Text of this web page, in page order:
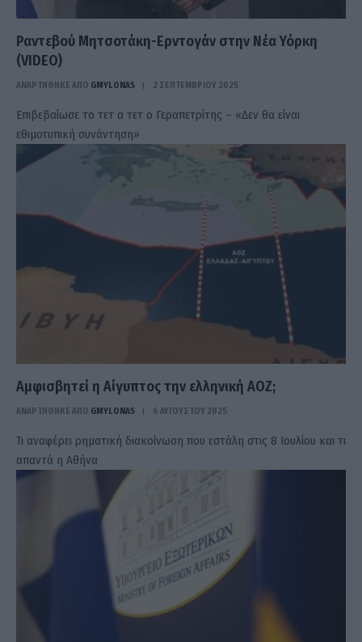
Ραντεβού Μητσοτάκη-Ερντογάν στην Νέα Υόρκη
(VIDEO)
ΑΝΑΡΤΗΘΗΚΕ ΑΠΟ GMYLONAS 2 ΣΕΠΤΕΜΒΡΊΟΥ 2025
Επιβεβαίωσε το τετ α τετ ο Γεραπετρίτης – «Δεν θα είναι
εθιμοτυπική συνάντηση»
Αμφισβητεί η Αίγυπτος την ελληνική ΑΟΖ;
ΑΝΑΡΤΗΘΗΚΕ ΑΠΟ GMYLONAS 6 ΑΥΓΟΎΣΤΟΥ 2025
Τι αναφέρει ρηματική διακοίνωση που εστάλη στις 8 Ιουλίου και τι
απαντά η Αθήνα